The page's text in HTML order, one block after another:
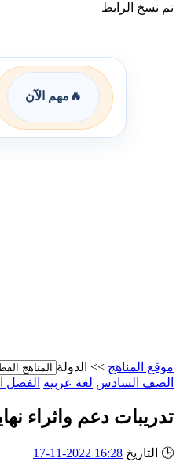
تم نسخ الرابط
🔥 مهم الآن
موقع المناهج >> الدولة
الصف السادس لغة عربية الفصل
تدريبات دعم واثراء نهاية
🕒 التاريخ 16:28 2022-11-17